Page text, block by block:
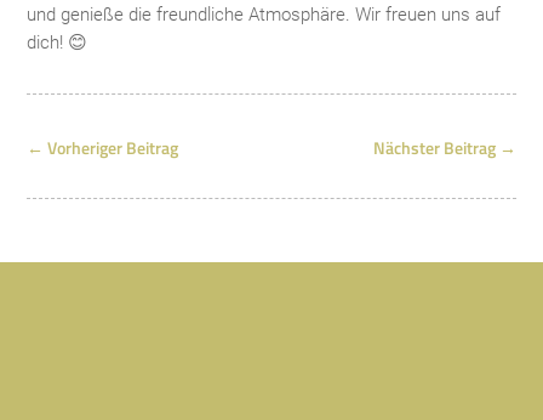
und genieße die freundliche Atmosphäre. Wir freuen uns auf
dich! 😊
←Vorheriger Beitrag Nächster Beitrag→